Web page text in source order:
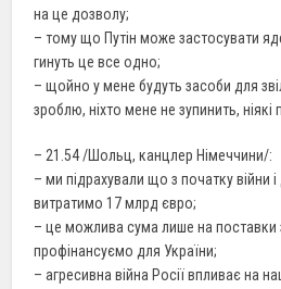
на це дозволу;
– тому що Путін може застосувати
гинуть це все одно;
– щойно у мене будуть засоби для
зроблю, ніхто мене не зупинить,
– 21.54 /Шольц, канцлер Німеччини/:
– ми підрахували що з початку війни
витратимо 17 млрд євро;
– це можлива сума лише на поставки
профінансуємо для України;
– агресивна війна Росії впливає на